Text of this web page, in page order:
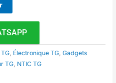
Électronique TG ,Gadgets
TG NTIC TG